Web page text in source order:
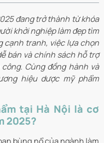
đang trở thành từ khóa
khởi nghiệp làm đẹp tìm
cạnh tranh, việc lựa chọn
bán và chính sách hỗ trợ
Cùng đồng hành và
hiệu dược mỹ phẩm
tại Hà Nội là cơ
2025?